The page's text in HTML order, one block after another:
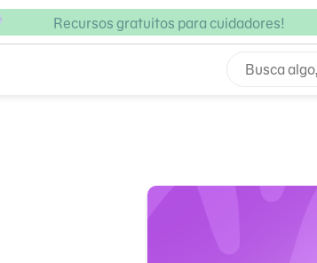
Recursos gratuitos para cuidadores!